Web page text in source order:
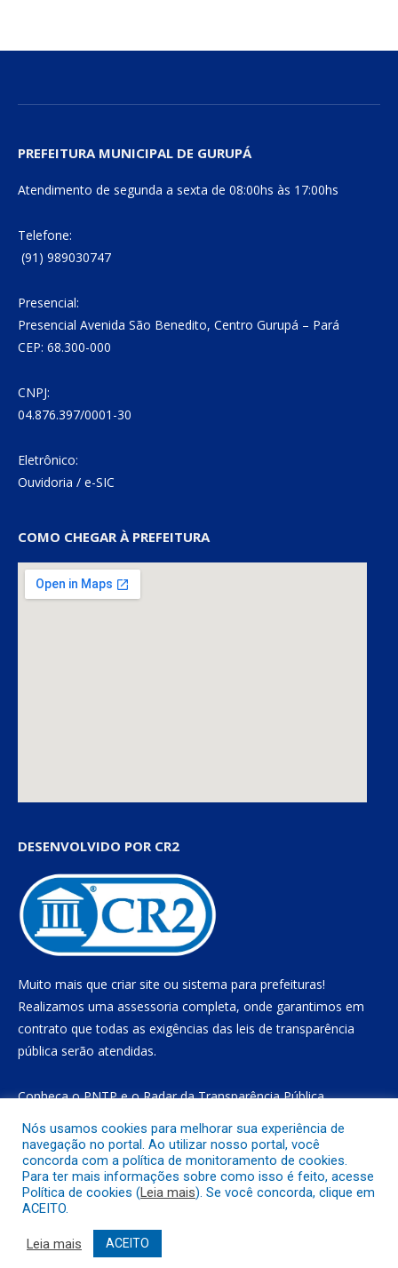
PREFEITURA MUNICIPAL DE GURUPÁ
Atendimento de segunda a sexta de 08:00hs às 17:00hs
Telefone:
(91) 989030747
Presencial:
Presencial Avenida São Benedito, Centro Gurupá – Pará
CEP: 68.300-000
CNPJ:
04.876.397/0001-30
Eletrônico:
Ouvidoria / e-SIC
COMO CHEGAR À PREFEITURA
DESENVOLVIDO POR CR2
Muito mais que criar site ou sistema para prefeituras!
Realizamos uma assessoria completa, onde garantimos em
contrato que todas as exigências das leis de transparência
pública serão atendidas.
Conheça oPNTPe oRadar da Transparência Pública
Todos os direitos reservados a Prefeitura Municipal de Gurupá
Mapa do Site
Acessar o Webmail
Nós usamos cookies para melhorar sua experiência de
navegação no portal. Ao utilizar nosso portal, você
concorda com a política de monitoramento de cookies.
Para ter mais informações sobre como isso é feito, acesse
Política de cookies (Leia mais). Se você concorda, clique em
ACEITO.
Leia mais ACEITO